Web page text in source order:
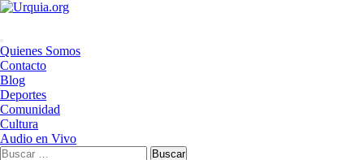
Saltar
Menú
principal
Quienes Somos
Contacto
Blog
Deportes
Comunidad
Cultura
Audio en Vivo
Buscar: